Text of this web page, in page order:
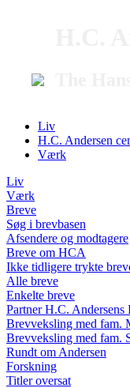
Liv
H.C. Andersen
Værk
Liv
Værk
Breve
Søg i brevbasen
Afsendere og modtagere
Breve om HCA
Ikke tidligere trykte
Alle breve
Enkelte breve
Partner H.C. Andersens
Brevveksling med fam.
Brevveksling med fam.
Rundt om Andersen
Forskning
Titler oversat